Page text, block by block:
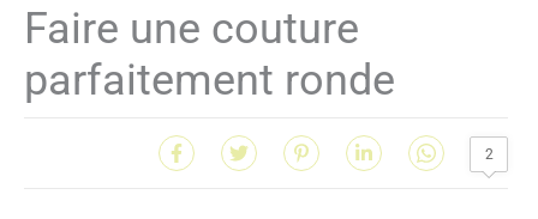
Faire une couture
parfaitement ronde
2